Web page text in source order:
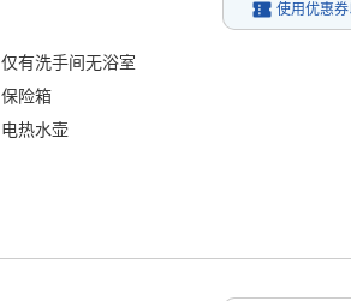
仅有洗手间无浴室
保险箱
电热水壶
使用优惠